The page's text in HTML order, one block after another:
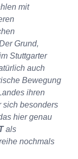
mit
Grund,
Stuttgarter
auch
Bewegung
ihren
sich besonders
hier genau
als
nochmals